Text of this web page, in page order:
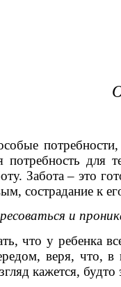
потребность
Забота – это
сострадание к
и
что у ребенка
веря, что, в
кажется, будто